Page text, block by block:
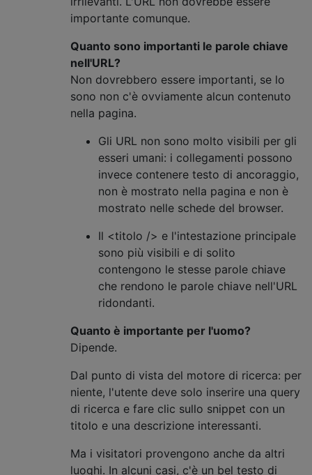
importante comunque.
Quanto sono importanti le parole chiave
nell'URL?
Non dovrebbero essere importanti, se lo
sono non c'è ovviamente alcun contenuto
nella pagina.
Gli URL non sono molto visibili per gli
esseri umani: i collegamenti possono
invece contenere testo di ancoraggio,
non è mostrato nella pagina e non è
mostrato nelle schede del browser.
Il <titolo /> e l'intestazione principale
sono più visibili e di solito
contengono le stesse parole chiave
che rendono le parole chiave nell'URL
ridondanti.
Quanto è importante per l'uomo?
Dipende.
Dal punto di vista del motore di ricerca: per
niente, l'utente deve solo inserire una query
di ricerca e fare clic sullo snippet con un
titolo e una descrizione interessanti.
Ma i visitatori provengono anche da altri
luoghi. In alcuni casi, c'è un bel testo di